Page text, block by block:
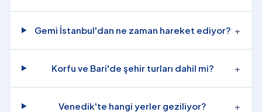
Gemi İstanbul'dan ne zaman hareket ediyor? +
Korfu ve Bari'de şehir turları dahil mi? +
Venedik'te hangi yerler geziliyor? +